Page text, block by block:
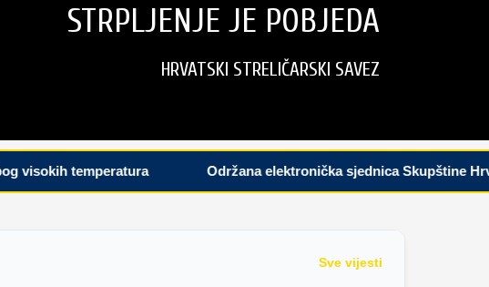
STRPLJENJE JE POBJEDA
HRVATSKI STRELIČARSKI SAVEZ
temperatura Održana elektronička sjednica Skupštine
Sve vijesti